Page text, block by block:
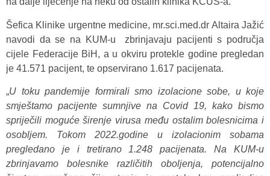
Šefica Klinike urgentne medicine, mr.sci.med.dr Altaira Jažić
navodi da se na KUM-u zbrinjavaju pacijenti s područja
cijele Federacije BiH, a u okviru protekle godine pregledan
je 41.571 pacijent, te opservirano 1.617 pacijenata.
„U toku pandemije formirali smo izolacione sobe, u koje
smještamo pacijente sumnjive na Covid 19, kako bismo
spriječili moguće širenje virusa među ostalim bolesnicima i
osobljem. Tokom 2022.godine u izolacionim sobama
pregledano je i tretirano 1.248 pacijenata. Na KUM-u
zbrinjavamo bolesnike različitih oboljenja, potencijalno